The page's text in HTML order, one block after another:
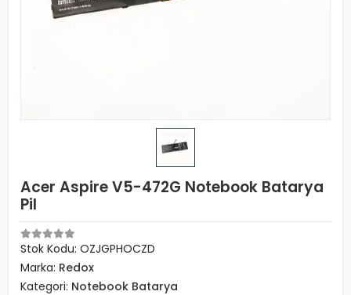
Acer Aspire V5-472G Notebook Batarya
Pil
Stok Kodu: OZJGPHOCZD
Marka: Redox
Kategori: Notebook Batarya